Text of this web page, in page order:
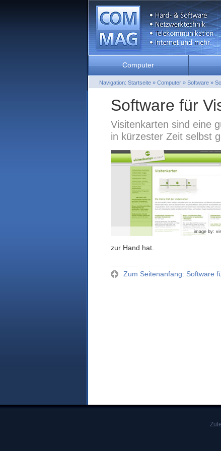
Software für
Visitenkarten sind eine
in kürzester Zeit selbst
image by:
zur Hand hat.
Zum Seitenanfang: Software
Computer
Navigation: Startseite » Computer » Software »